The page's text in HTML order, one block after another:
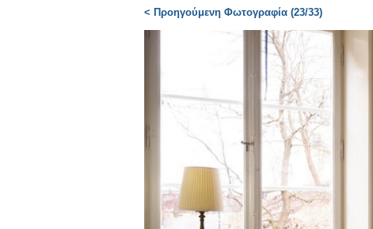
< Προηγούμενη Φωτογραφία (23/33)